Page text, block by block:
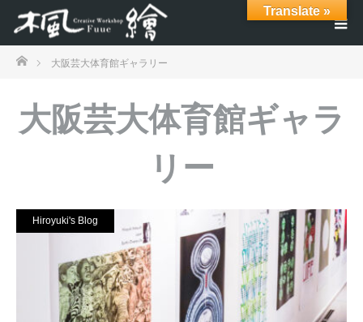
ホーム大阪芸大体育館ギャラリー
大阪芸大体育館ギャラ
リー
Hiroyuki's Blog
Translate »